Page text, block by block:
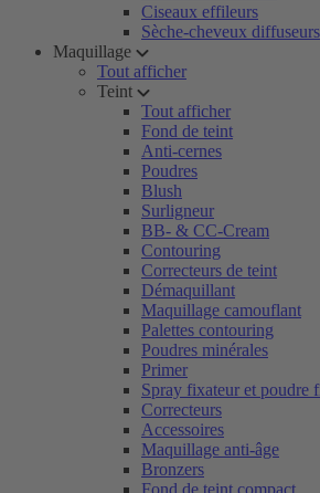
Ciseaux effileurs
Sèche-cheveux diffuseurs
Maquillage
Tout afficher
Teint
Tout afficher
Fond de teint
Anti-cernes
Poudres
Blush
Surligneur
BB- & CC-Cream
Contouring
Correcteurs de teint
Démaquillant
Maquillage camouflant
Palettes contouring
Poudres minérales
Primer
Spray fixateur et poudre
Correcteurs
Accessoires
Maquillage anti-âge
Bronzers
Fond de teint compact